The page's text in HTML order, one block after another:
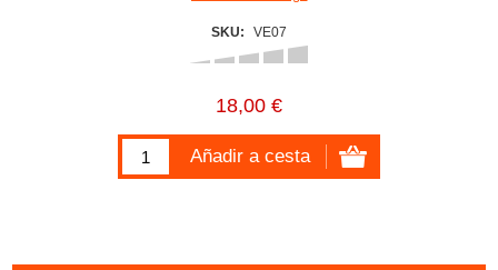
SKU: VE07
18,00 €